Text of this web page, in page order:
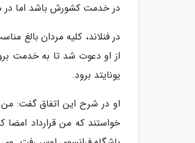
در خدمت کشورش باشد اما در
از او دعوت شد تا به خدمت
یونایتد برود.
او در شرح این اتفاق گفت:
خواستند که من قرارداد